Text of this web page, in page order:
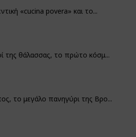
«cucina povera» και το...
της θάλασσας, το πρώτο κόσμ...
το μεγάλο πανηγύρι της Βρο...